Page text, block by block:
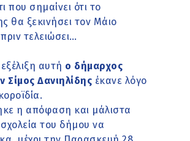
που σημαίνει ότι το
θα ξεκινήσει τον Μάιο
τελειώσει…
αυτή ο δήμαρχος
Δανιηλίδης έκανε λόγο
η απόφαση και μάλιστα
του δήμου να